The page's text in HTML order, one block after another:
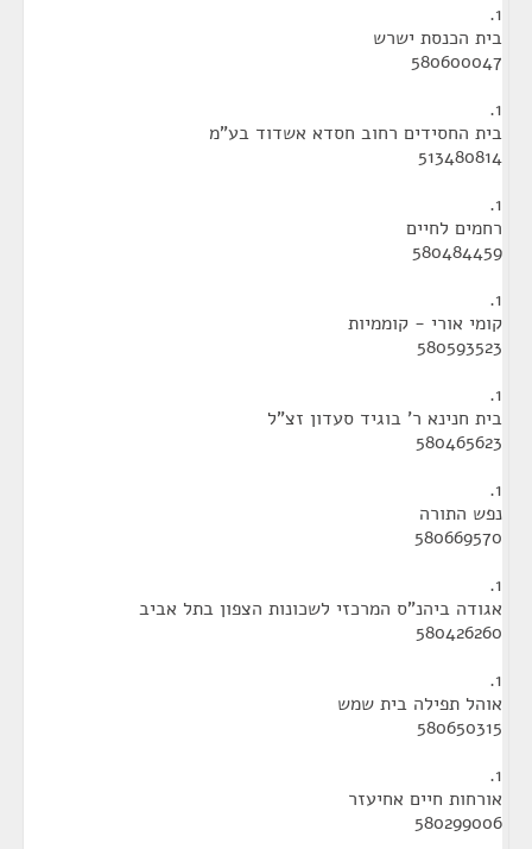
1.
בית הכנסת ישרש
580600047
1.
בית החסידים רחוב חסדא אשדוד בע"מ
513480814
1.
רחמים לחיים
580484459
1.
קומי אורי - קוממיות
580593523
1.
בית חנינא ר' בוגיד סעדון זצ"ל
580465623
1.
נפש התורה
580669570
1.
אגודה ביהנ"ס המרכזי לשכונות הצפון בתל אביב
580426260
1.
אוהל תפילה בית שמש
580650315
1.
אורחות חיים אחיעזר
580299006